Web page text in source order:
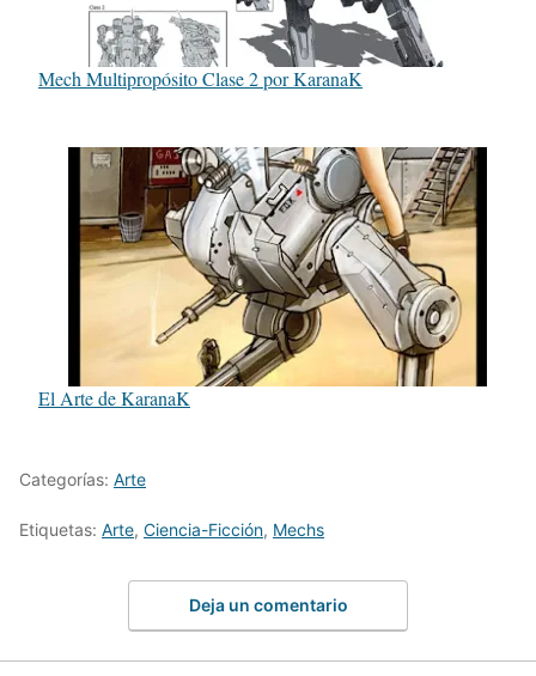
Mech Multipropósito Clase 2 por KaranaK
El Arte de KaranaK
Categorías: Arte
Etiquetas: Arte, Ciencia-Ficción, Mechs
Deja un comentario